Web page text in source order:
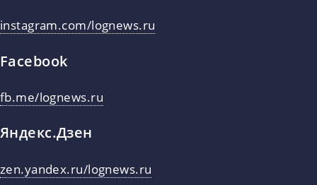
instagram.com/lognews.ru
Facebook
fb.me/lognews.ru
Яндекс.Дзен
zen.yandex.ru/lognews.ru